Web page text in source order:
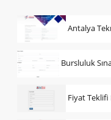
Antalya
Bursluluk
Fiyat